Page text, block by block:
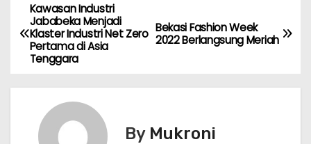
N
a
Bekasi Fashion Week
2022 Berlangsung Meriah
Kawasan Industri
Jababeka Menjadi
Klaster Industri Net Zero
Pertama di Asia
Tenggara
By Mukroni